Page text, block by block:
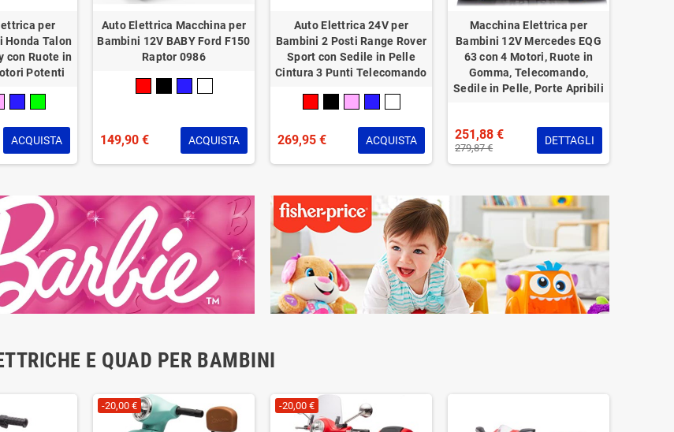
XL per UTV
– Camion con
€
Set 4 Ruote di Ricambio in Gomma
EVA Universali con Adattatore a 6
Punte per Auto Elettriche per
Bambini
64,90 € 79,90 €
Targa Personalizzata per Veicoli
Elettrici Bambini – Nome, Numero o
Scritta su Misura – Compatibile con
Modelli Mondialtoys
20,00 €
Ford Bronco 24V Set 4 Ruote in
Gomma EVA XL con Copriruota
64,90 € 79,90 €
per
Honda Talon
con Ruote in
Potenti
ACQUISTA
Auto Elettrica Macchina per
Bambini 12V BABY Ford F150
Raptor 0986
149,90 € ACQUISTA
Auto Elettrica 24V per
Bambini 2 Posti Range Rover
Sport con Sedile in Pelle
Cintura 3 Punti Telecomando
269,95 € ACQUISTA
Macchina Elettrica per
Bambini 12V Mercedes EQG
63 con 4 Motori, Ruote in
Gomma, Telecomando,
Sedile in Pelle, Porte Apribili
251,88 €
279,87 €
DETTAGLI
E QUAD PER BAMBINI
-20,00 € -20,00 €